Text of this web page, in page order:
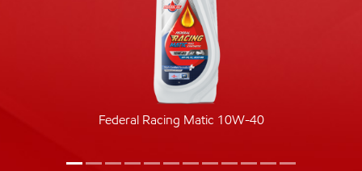
Federal Racing Matic 10W-40